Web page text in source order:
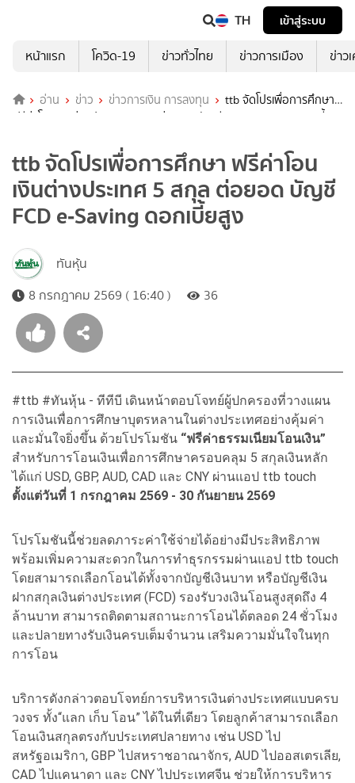
TH
เข้าสู่ระบบ
หน้าแรก
โควิด-19 ข่าวทั่วไทย ข่าวการเมือง ข่าว
อ่าน ข่าว ข่าวการเงิน การลงทุน
ttb จัดโปรเพื่อการศึกษา
ฟรีค่าโอนเงินต่างประเทศ 5 สกุล ต่อยอด บัญชี FCD e‑Saving ดอกเบี้ย
ttb จัดโปรเพื่อการศึกษา ฟรีค่าโอน
เงินต่างประเทศ 5 สกุล ต่อยอด บัญชี
FCD e‑Saving ดอกเบี้ยสูง
ทันหุ้น
8 กรกฎาคม 2569 ( 16:40 )
36
#ttb #ทันหุ้น - ทีทีบี เดินหน้าตอบโจทย์ผู้ปกครองที่วางแผน
การเงินเพื่อการศึกษาบุตรหลานในต่างประเทศอย่างคุ้มค่า
และมั่นใจยิ่งขึ้น ด้วยโปรโมชัน “ฟรีค่าธรรมเนียมโอนเงิน”
สำหรับการโอนเงินเพื่อการศึกษาครอบคลุม 5 สกุลเงินหลัก
ได้แก่ USD, GBP, AUD, CAD และ CNY ผ่านแอป ttb touch
ตั้งแต่วันที่ 1 กรกฎาคม 2569 - 30 กันยายน 2569
โปรโมชันนี้ช่วยลดภาระค่าใช้จ่ายได้อย่างมีประสิทธิภาพ
พร้อมเพิ่มความสะดวกในการทำธุรกรรมผ่านแอป ttb touch
โดยสามารถเลือกโอนได้ทั้งจากบัญชีเงินบาท หรือบัญชีเงิน
ฝากสกุลเงินต่างประเทศ (FCD) รองรับวงเงินโอนสูงสุดถึง 4
ล้านบาท สามารถติดตามสถานะการโอนได้ตลอด 24 ชั่วโมง
และปลายทางรับเงินครบเต็มจำนวน เสริมความมั่นใจในทุก
การโอน
บริการดังกล่าวตอบโจทย์การบริหารเงินต่างประเทศแบบครบ
วงจร ทั้ง“แลก เก็บ โอน” ได้ในที่เดียว โดยลูกค้าสามารถเลือก
โอนเงินสกุลตรงกับประเทศปลายทาง เช่น USD ไป
สหรัฐอเมริกา, GBP ไปสหราชอาณาจักร, AUD ไปออสเตรเลีย,
CAD ไปแคนาดา และ CNY ไปประเทศจีน ช่วยให้การบริหาร